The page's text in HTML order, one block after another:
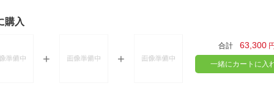
購入
合計 63,300
一緒にカートに入